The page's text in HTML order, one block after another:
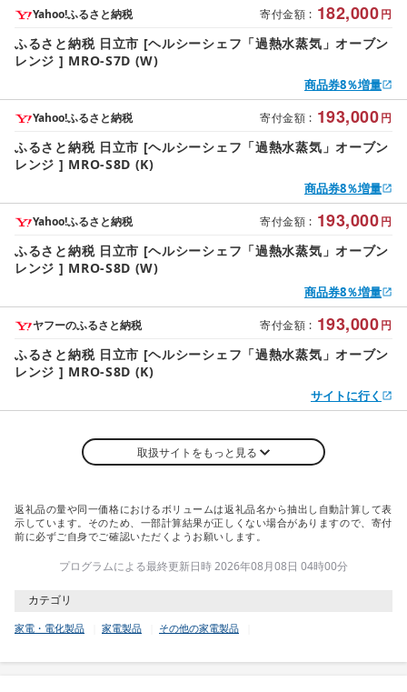
寄付金額 : 182,000円
Yahoo!ふるさと納税
ふるさと納税 日立市 [ヘルシーシェフ「過熱水蒸気」オーブン
レンジ ] MRO-S7D (W)
商品券8％増量
寄付金額 : 193,000円
Yahoo!ふるさと納税
ふるさと納税 日立市 [ヘルシーシェフ「過熱水蒸気」オーブン
レンジ ] MRO-S8D (K)
商品券8％増量
寄付金額 : 193,000円
Yahoo!ふるさと納税
ふるさと納税 日立市 [ヘルシーシェフ「過熱水蒸気」オーブン
レンジ ] MRO-S8D (W)
商品券8％増量
寄付金額 : 193,000円
ヤフーのふるさと納税
ふるさと納税 日立市 [ヘルシーシェフ「過熱水蒸気」オーブン
レンジ ] MRO-S8D (K)
サイトに行く
取扱サイトをもっと見る
返礼品の量や同一価格におけるボリュームは返礼品名から抽出し自動計算して表
示しています。そのため、一部計算結果が正しくない場合がありますので、寄付
前に必ずご自身でご確認いただくようお願いします。
プログラムによる最終更新日時 2026年08月08日 04時00分
カテゴリ
家電・電化製品 家電製品 その他の家電製品